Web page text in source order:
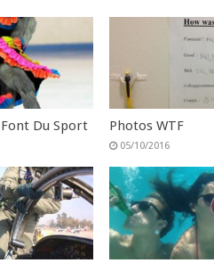
Du Sport Photos WTF
05/10/2016